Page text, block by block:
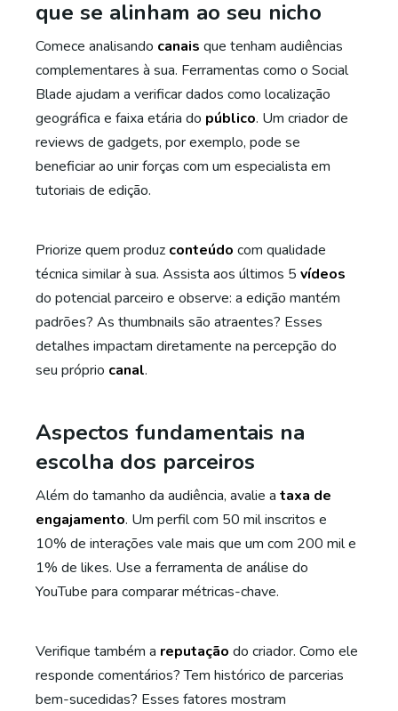
que se alinham ao seu nicho
Comece analisando canais que tenham audiências
complementares à sua. Ferramentas como o Social
Blade ajudam a verificar dados como localização
geográfica e faixa etária do público. Um criador de
reviews de gadgets, por exemplo, pode se
beneficiar ao unir forças com um especialista em
tutoriais de edição.
Priorize quem produz conteúdo com qualidade
técnica similar à sua. Assista aos últimos 5 vídeos
do potencial parceiro e observe: a edição mantém
padrões? As thumbnails são atraentes? Esses
detalhes impactam diretamente na percepção do
seu próprio canal.
Aspectos fundamentais na
escolha dos parceiros
Além do tamanho da audiência, avalie a taxa de
engajamento. Um perfil com 50 mil inscritos e
10% de interações vale mais que um com 200 mil e
1% de likes. Use a ferramenta de análise do
YouTube para comparar métricas-chave.
Verifique também a reputação do criador. Como ele
responde comentários? Tem histórico de parcerias
bem-sucedidas? Esses fatores mostram